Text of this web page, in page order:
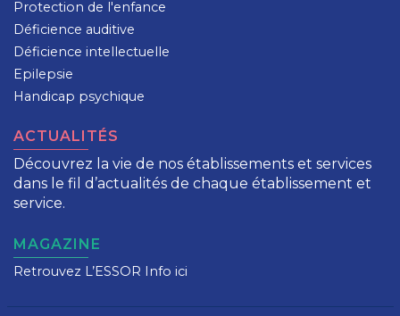
Protection de l'enfance
Déficience auditive
Déficience intellectuelle
Epilepsie
Handicap psychique
ACTUALITÉS
Découvrez la vie de nos établissements et services
dans le fil d’actualités de chaque établissement et
service.
MAGAZINE
Retrouvez L’ESSOR Info ici